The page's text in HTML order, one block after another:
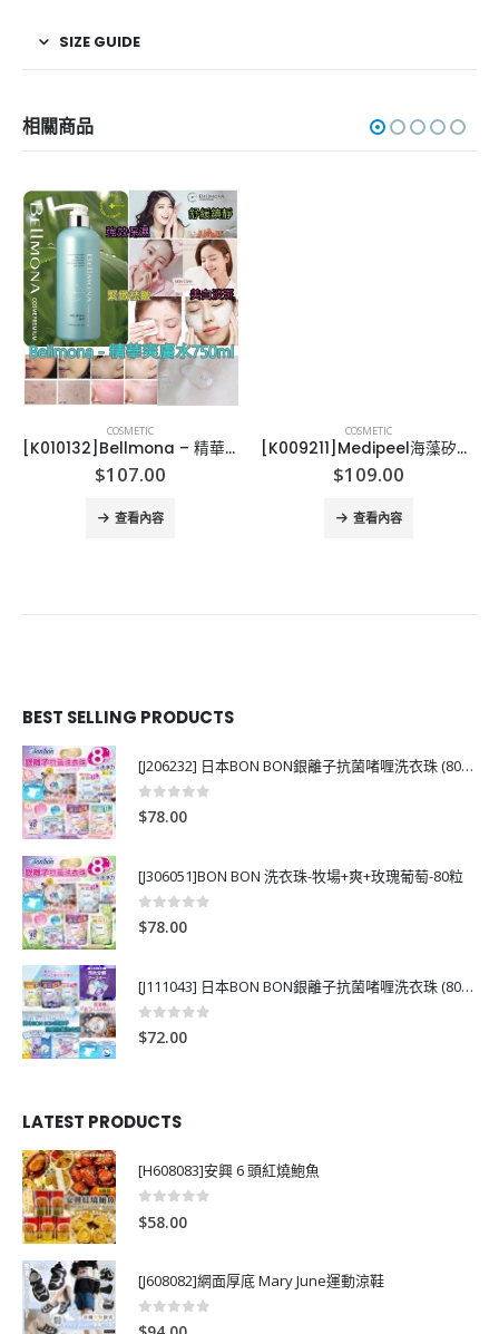
SIZE GUIDE
相關商品
COSMETIC
[K010132]Bellmona – 精華爽膚水750ml
$107.00
查看內容
COSMETIC
[K009211]Medipeel海藻矽針嫩膚面膜120g
$109.00
查看內容
BEST SELLING PRODUCTS
[J206232] 日本BON BON銀離子抗菌啫喱洗衣珠 (80粒)
0out of 5
$78.00
[J306051]BON BON 洗衣珠-牧場+爽+玫瑰葡萄-80粒
0out of 5
$78.00
[J111043] 日本BON BON銀離子抗菌啫喱洗衣珠 (80粒)
0out of 5
$72.00
LATEST PRODUCTS
[H608083]安興 6 頭紅燒鮑魚
0
$58.00
[J608082]網面厚底 Mary June運動涼鞋
0 out of 5